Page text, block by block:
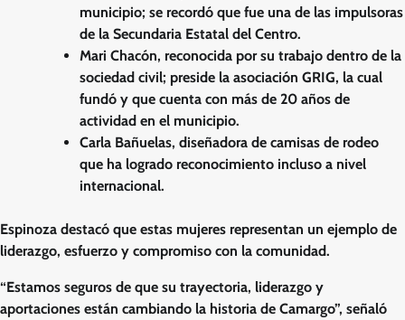
municipio; se recordó que fue una de las impulsoras
de la Secundaria Estatal del Centro.
Mari Chacón, reconocida por su trabajo dentro de la
sociedad civil; preside la asociación GRIG, la cual
fundó y que cuenta con más de 20 años de
actividad en el municipio.
Carla Bañuelas, diseñadora de camisas de rodeo
que ha logrado reconocimiento incluso a nivel
internacional.
Espinoza destacó que estas mujeres representan un ejemplo de
liderazgo, esfuerzo y compromiso con la comunidad.
“Estamos seguros de que su trayectoria, liderazgo y
aportaciones están cambiando la historia de Camargo”, señaló